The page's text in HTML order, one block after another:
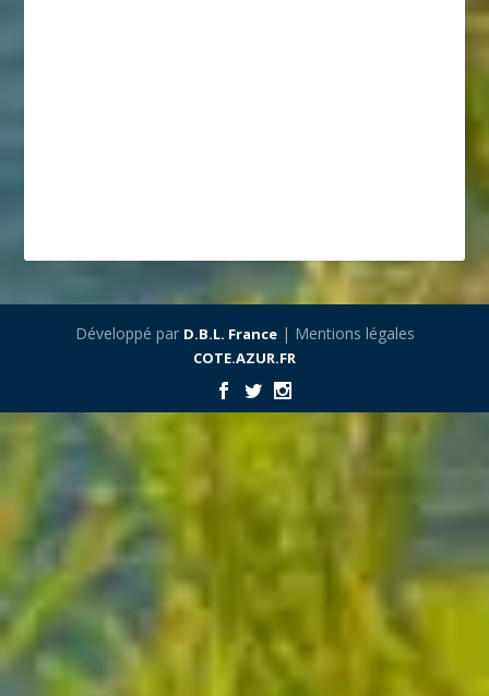
Développé par D.B.L. France| Mentions légales
COTE.AZUR.FR